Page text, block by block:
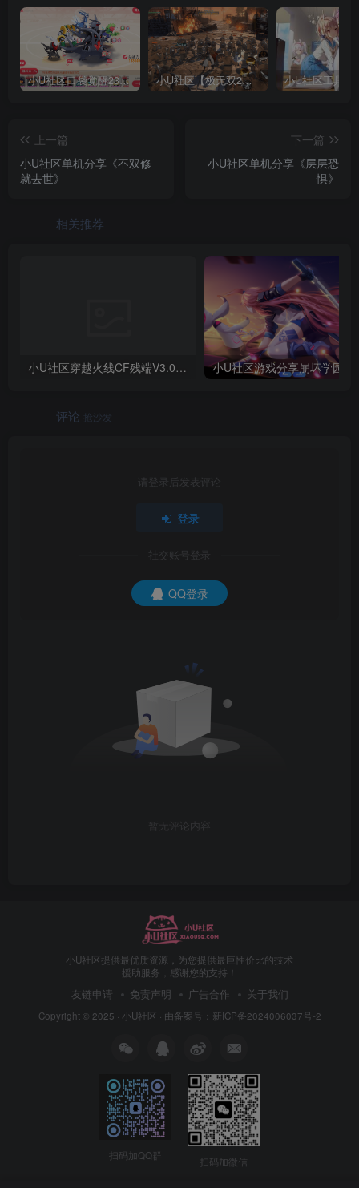
小U社区口袋觉醒23SS魔改版服务端横版卡牌手游+Linux手工服务端+GM授权后台+搭建视频 小U社区【极无双2完整版】3D动作ARPG手游+Linux学习手工端+GM授权后台+视频教程
上一篇
小U社区单机分享《不双修
就去世》
下一篇
小U社区单机分享《层层恐
惧》
相关推荐
小U社区穿越火线CF残端V3.0+全套武器存档+联机教程+搭建视频
评论 抢沙发
请登录后发表评论
登录
社交账号登录
QQ登录
暂无评论内容
小U社区提供最优质资源，为您提供最巨性价比的技术
援助服务，感谢您的支持！
友链申请 免责声明 广告合作 关于我们
Copyright © 2025 · 小U社区 · 由备案号：新ICP备2024006037号-2
扫码加QQ群 扫码加微信